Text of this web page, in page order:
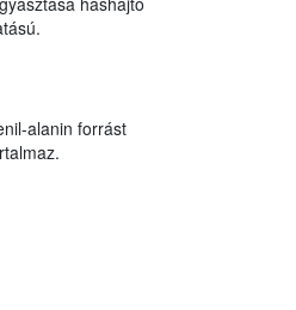
alanin forrást